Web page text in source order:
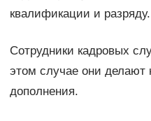
квалификации и разряду.
Сотрудники кадровых
этом случае они делают
дополнения.